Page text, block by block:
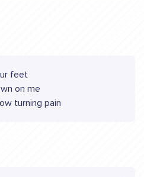
feet
on me
turning pain